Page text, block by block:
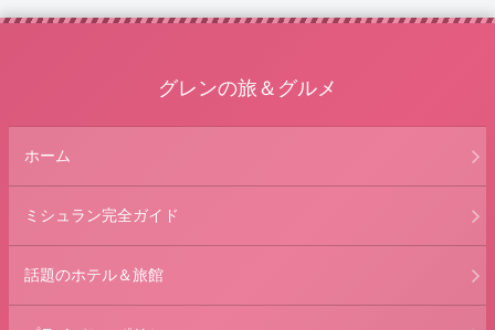
グレンの旅＆グルメ
ホーム
ミシュラン完全ガイド
話題のホテル＆旅館